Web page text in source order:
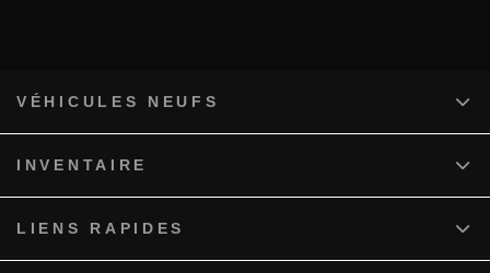
VÉHICULES NEUFS
INVENTAIRE
LIENS RAPIDES